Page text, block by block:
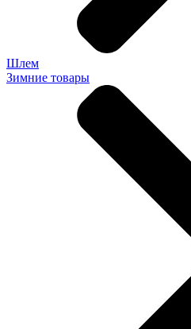
Шлем
Зимние товары